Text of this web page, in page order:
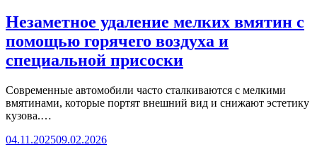
Незаметное удаление мелких вмятин с
помощью горячего воздуха и
специальной присоски
Современные автомобили часто сталкиваются с мелкими
вмятинами, которые портят внешний вид и снижают эстетику
кузова.…
04.11.202509.02.2026